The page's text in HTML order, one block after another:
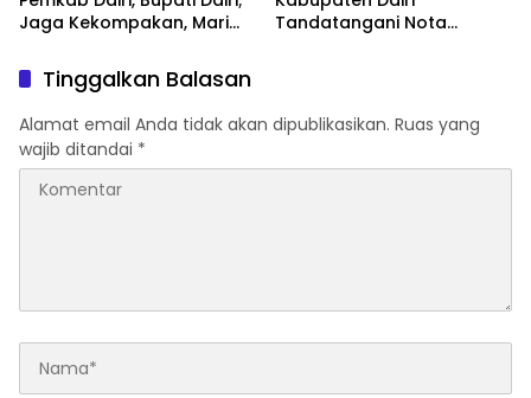
Jaga Kekompakan, Mari
Masyarakat
Tandatangani Nota
Tinggalkan Balasan
Alamat email Anda tidak akan dipublikasikan. Ruas yang
wajib ditandai *